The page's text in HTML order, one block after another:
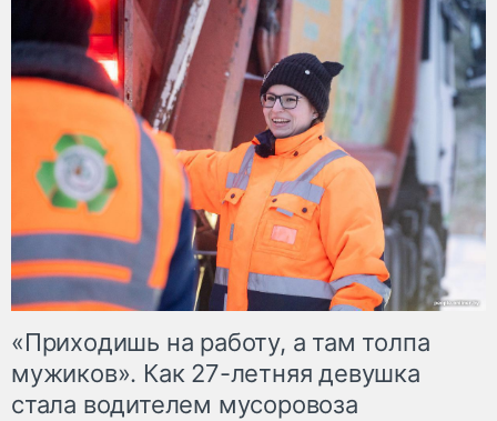
«Приходишь на работу, а там толпа
мужиков». Как 27-летняя девушка
стала водителем мусоровоза